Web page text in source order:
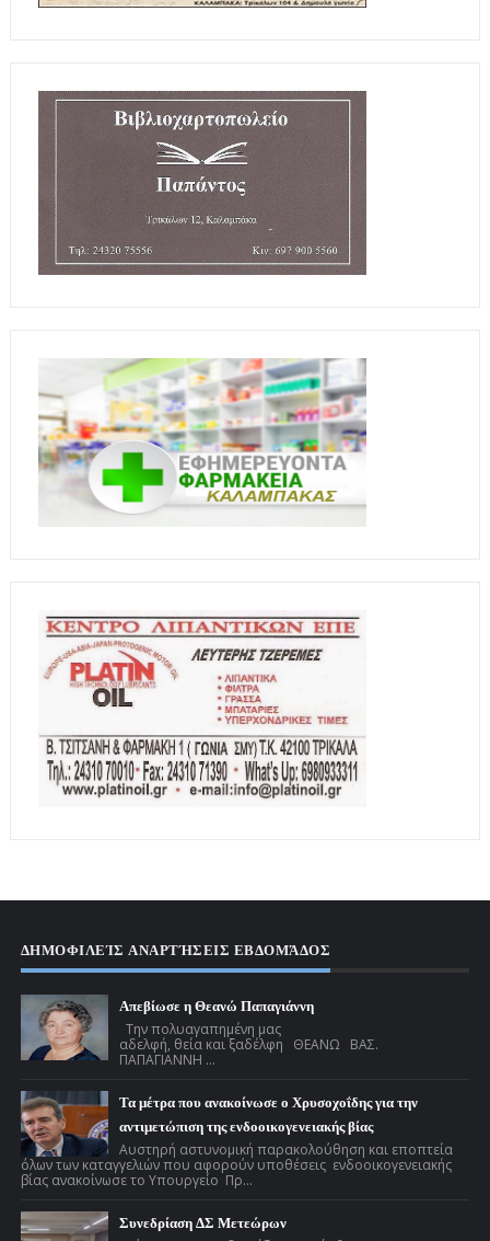
ΔΗΜΟΦΙΛΕΊΣ ΑΝΑΡΤΉΣΕΙΣ ΕΒΔΟΜΆΔΟΣ
Απεβίωσε η Θεανώ Παπαγιάννη
Την πολυαγαπημένη μας
αδελφή, θεία και ξαδέλφη ΘΕΑΝΩ ΒΑΣ.
ΠΑΠΑΓΙΑΝΝΗ ...
Τα μέτρα που ανακοίνωσε ο Χρυσοχοΐδης για την
αντιμετώπιση της ενδοοικογενειακής βίας
Αυστηρή αστυνομική παρακολούθηση και εποπτεία
όλων των καταγγελιών που αφορούν υποθέσεις ενδοοικογενειακής
βίας ανακοίνωσε το Υπουργείο Πρ...
Συνεδρίαση ΔΣ Μετεώρων